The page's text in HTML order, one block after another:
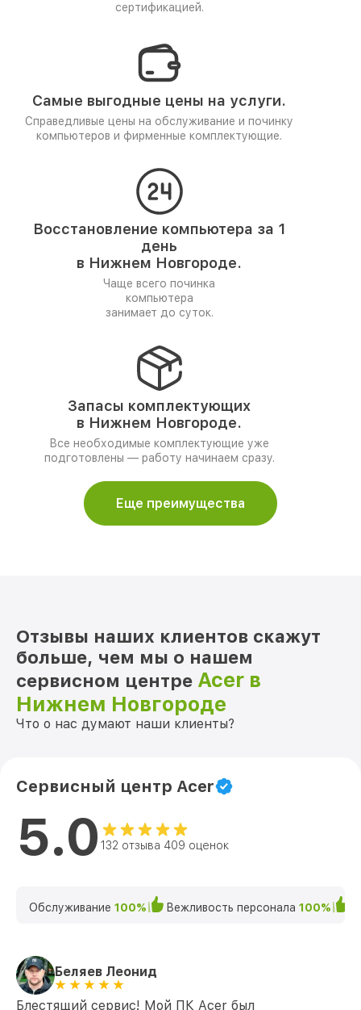
сертификацией.
Самые выгодные цены на услуги.
Справедливые цены на обслуживание и починку
компьютеров и фирменные комплектующие.
Восстановление компьютера за 1
день
в Нижнем Новгороде.
Чаще всего починка
компьютера
занимает до суток.
Запасы комплектующих
в Нижнем Новгороде.
Все необходимые комплектующие уже
подготовлены — работу начинаем сразу.
Еще преимущества
Отзывы наших клиентов скажут
больше, чем мы о нашем
сервисном центре Acer в
Нижнем Новгороде
Что о нас думают наши клиенты?
Сервисный центр Acer
5.0 132 отзыва 409 оценок
Обслуживание 100% Вежливость персонала 100%
Беляев Леонид
Блестящий сервис! Мой ПК Acer был